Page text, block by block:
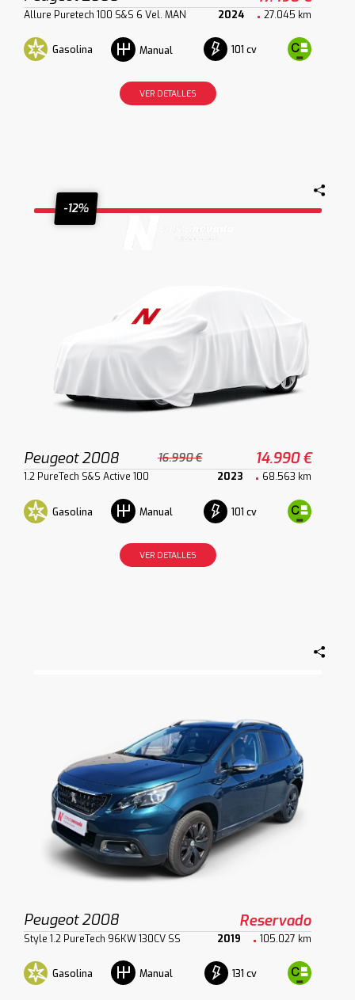
Allure Puretech 100 S&S 6 Vel. MAN 2024 27.045 km
Gasolina Manual 101 cv
VER DETALLES
-12%
Peugeot 2008 16.990 € 14.990 €
1.2 PureTech S&S Active 100 2023 68.563 km
Gasolina Manual 101 cv
VER DETALLES
Peugeot 2008 Reservado
Style 1.2 PureTech 96KW 130CV SS 2019 105.027 km
Gasolina Manual 131 cv